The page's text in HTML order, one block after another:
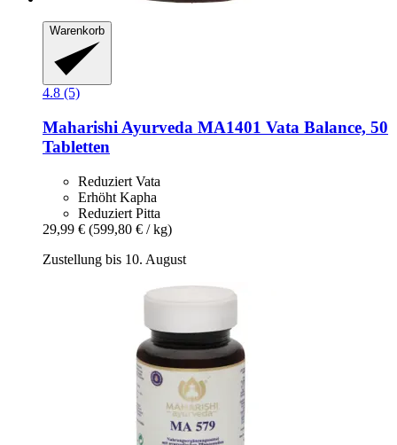
Warenkorb
4.8 (5)
Maharishi Ayurveda MA1401 Vata Balance, 50
Tabletten
Reduziert Vata
Erhöht Kapha
Reduziert Pitta
29,99 € (599,80 € / kg)
Zustellung bis 10. August